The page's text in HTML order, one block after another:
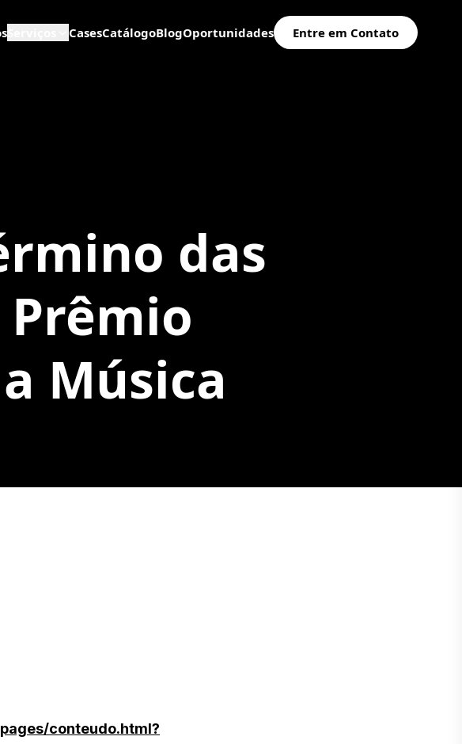
CasesCatálogoBlogOportunidades Entre em Contato
das
Música
conteudo.html?